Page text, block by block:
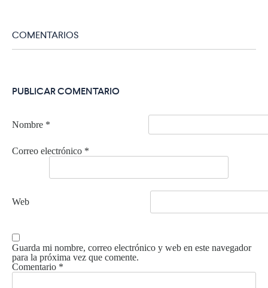
COMENTARIOS
PUBLICAR COMENTARIO
Nombre *
Correo electrónico *
Web
Guarda mi nombre, correo electrónico y web en este navegador
para la próxima vez que comente.
Comentario *